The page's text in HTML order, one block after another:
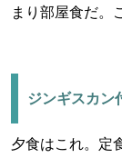
まり部屋食だ。
ジンギスカン
夕食はこれ。定